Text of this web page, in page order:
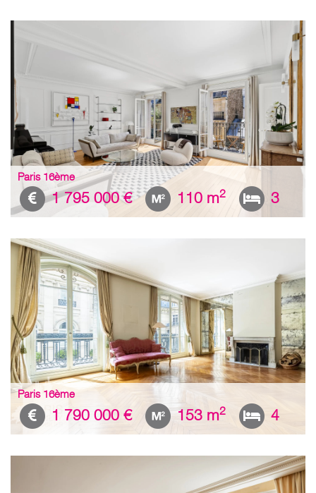
Paris 16ème
1 795 000 € 110 m2 3
Paris 16ème
1 790 000 € 153 m2 4